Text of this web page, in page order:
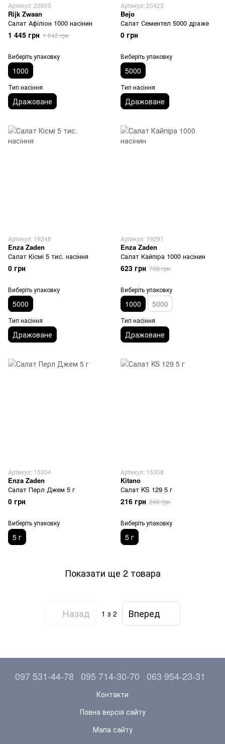
Артикул: 22605
Rijk Zwaan
Салат Афіліон 1000 насінин
1 445 грн 1 642 грн
Виберіть упаковку
1000
Тип насіння
Дражоване
Артикул: 20423
Bejo
Салат Сементел 5000 драже
0 грн
Виберіть упаковку
5000
Тип насіння
Дражоване
Артикул: 19248
Enza Zaden
Салат Кісмі 5 тис. насіння
0 грн
Виберіть упаковку
5000
Тип насіння
Дражоване
Артикул: 19291
Enza Zaden
Салат Кайпіра 1000 насінин
623 грн 708 грн
Виберіть упаковку
1000 5000
Тип насіння
Дражоване
Артикул: 15304
Enza Zaden
Салат Перл Джем 5 г
0 грн
Виберіть упаковку
5 г
Артикул: 15308
Kitano
Салат KS 129 5 г
216 грн 246 грн
Виберіть упаковку
5 г
Показати ще 2 товара
Назад 1 з 2 Вперед
097 531-44-78 095 714-30-70 063 954-23-31
Контакти
Повна версія сайту
Мапа сайту